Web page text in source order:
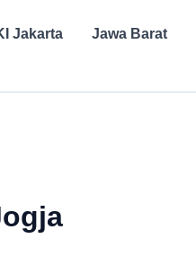
Jakarta Jawa Barat